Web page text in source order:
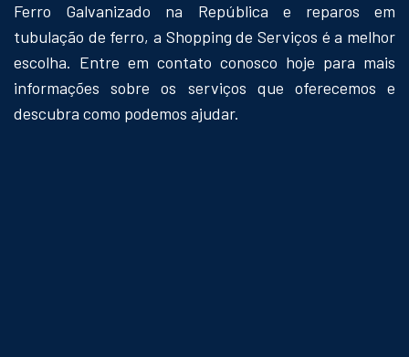
Ferro Galvanizado na República e reparos em
tubulação de ferro, a Shopping de Serviços é a melhor
escolha. Entre em contato conosco hoje para mais
informações sobre os serviços que oferecemos e
descubra como podemos ajudar.